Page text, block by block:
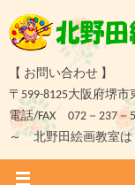
ン
ツ
へ
キ
【 お問い合わせ 】
〒599-8125大阪府堺
電話/FAX 072－237－
～ 北野田絵画教室